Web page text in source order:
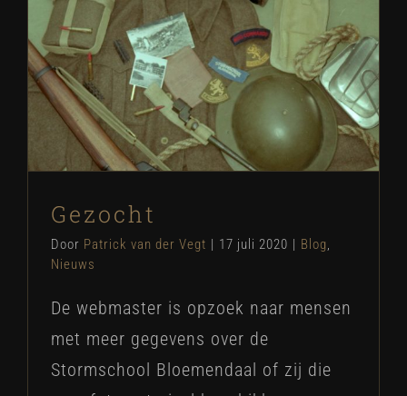
Gezocht
Blog Nieuws
Gezocht
Door Patrick van der Vegt | 17 juli 2020 | Blog
Nieuws
De webmaster is opzoek naar mensen
met meer gegevens over de
Stormschool Bloemendaal of zij die